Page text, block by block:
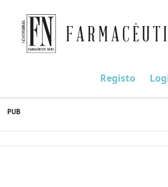
to
content
Farmacêutico News
Registo
PUB